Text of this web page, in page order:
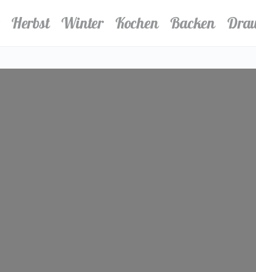
Herbst Winter Kochen Backen